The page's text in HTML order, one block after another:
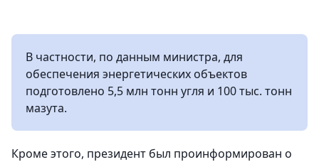
В частности, по данным министра, для
обеспечения энергетических объектов
подготовлено 5,5 млн тонн угля и 100 тыс. тонн
мазута.
Кроме этого, президент был проинформирован о